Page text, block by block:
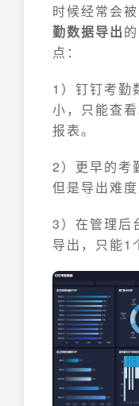
时候经常会
勤数据导出
点：
1）钉钉考勤
小，只能查
报表。
2）更早的考
但是导出难度
3）在管理后
导出，只能1